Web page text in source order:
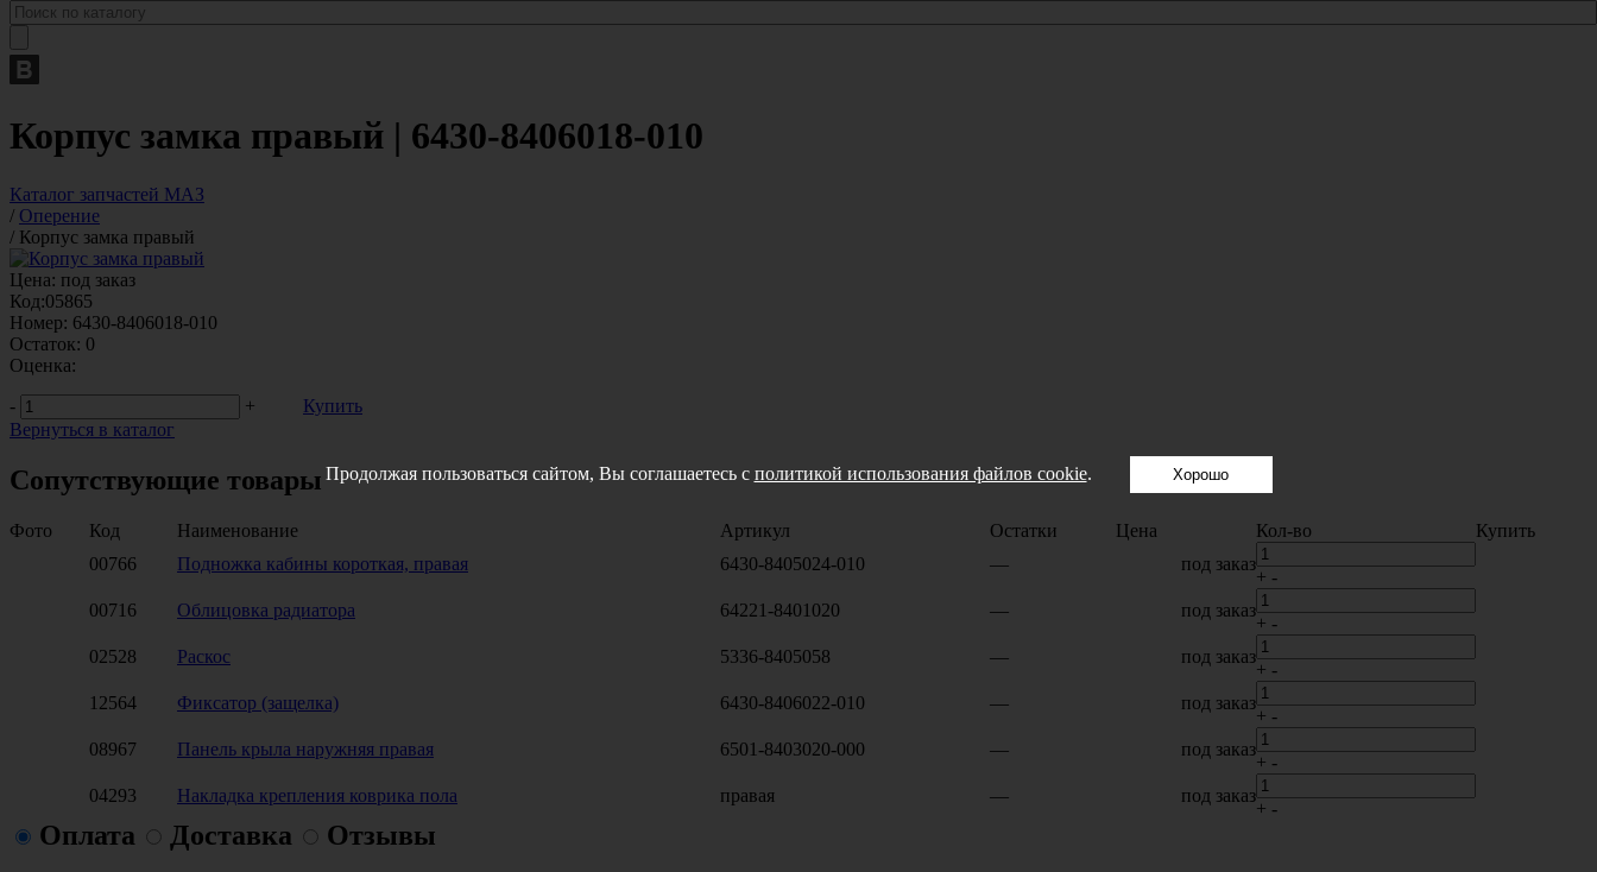
Корпус замка правый | 6430-8406018-010
Каталог запчастей МАЗ
/ Оперение
/ Корпус замка правый
Цена: под заказ
Код:05865
Номер: 6430-8406018-010
Остаток: 0
Оценка:
-
+
Купить
Вернуться в каталог
Сопутствующие товары
Фото Код Наименование Артикул Остатки Цена Кол-во
Купить
00766
Подножка кабины короткая, правая 6430-8405024-010 — под заказ
+ -
00716
Облицовка радиатора 64221-8401020 — под заказ
+ -
02528
Раскос 5336-8405058 — под заказ
+ -
12564
Фиксатор (защелка) 6430-8406022-010 — под заказ
+ -
08967
Панель крыла наружняя правая 6501-8403020-000 — под заказ
+ -
04293
Накладка крепления коврика пола правая — под заказ
+ -
Оплата Доставка Отзывы
Продолжая пользоваться сайтом, Вы соглашаетесь с политикой использования файлов cookie. Хорошо